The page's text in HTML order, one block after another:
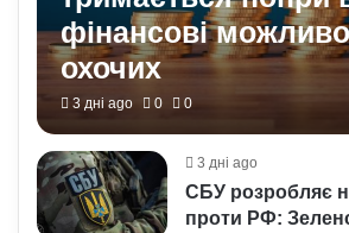
фінансові
охочих
3 дні ago 0 0
3 дні ago
СБУ розробляє
проти РФ: